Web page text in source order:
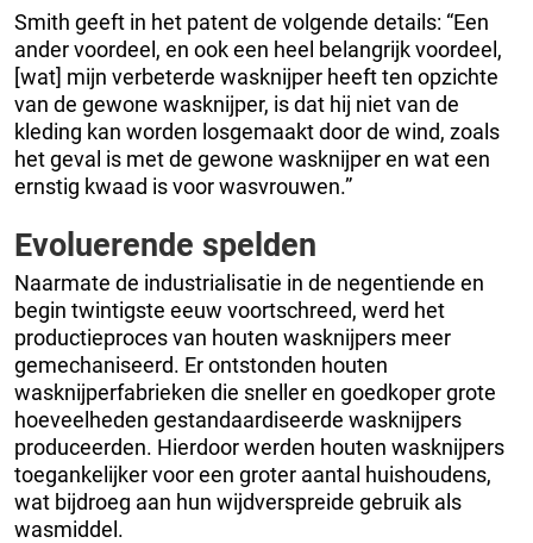
Smith geeft in het patent de volgende details: “Een
ander voordeel, en ook een heel belangrijk voordeel,
[wat] mijn verbeterde wasknijper heeft ten opzichte
van de gewone wasknijper, is dat hij niet van de
kleding kan worden losgemaakt door de wind, zoals
het geval is met de gewone wasknijper en wat een
ernstig kwaad is voor wasvrouwen.”
Evoluerende spelden
Naarmate de industrialisatie in de negentiende en
begin twintigste eeuw voortschreed, werd het
productieproces van houten wasknijpers meer
gemechaniseerd. Er ontstonden houten
wasknijperfabrieken die sneller en goedkoper grote
hoeveelheden gestandaardiseerde wasknijpers
produceerden. Hierdoor werden houten wasknijpers
toegankelijker voor een groter aantal huishoudens,
wat bijdroeg aan hun wijdverspreide gebruik als
wasmiddel.